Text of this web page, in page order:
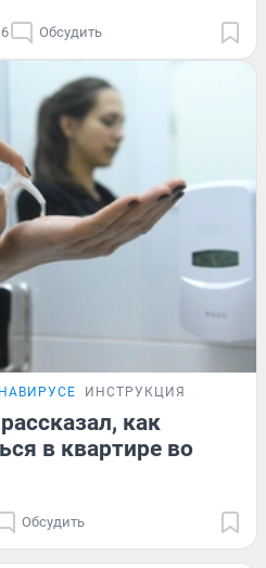
Обсудить
ИНСТРУКЦИЯ
как
в квартире во
Обсудить